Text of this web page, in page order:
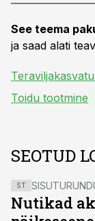
See teema
ja saad alati
Toidu tootmine
SEOTUD
ST
Nutikad